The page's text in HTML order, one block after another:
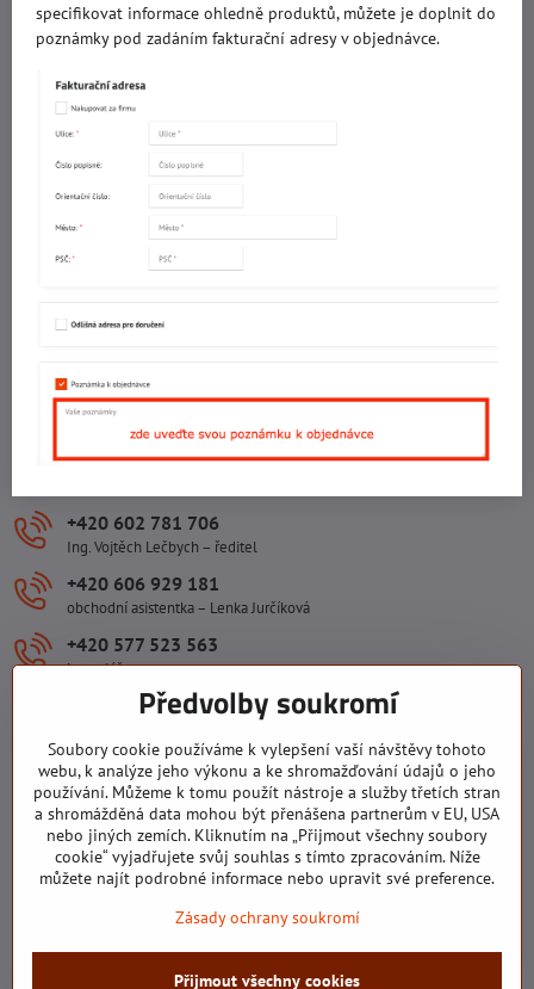
Ing. Vojtěch Lečbych - IVL
IČO: 60560908
DIČ: CZ5602130809
DIČ: CZ29007356
Areál Svit Zlín
760 01 ZLÍN
Sídlo společnosti
760 01 ZLÍN
+420 602 781 706
Ing. Vojtěch Lečbych – ředitel
+420 606 929 181
obchodní asistentka – Lenka Jurčíková
+420 577 523 563
kancelář
ivlecbych​@seznam​.cz
Důležité odkazy
Všechny texty, obrázky a fotografie jsou majetkem společnosti Ing.
Vojtěch Lečbych - IVL. Kopírovat obsah těchto stránek můžete jen se
©2026Copyright
Předvolby soukromí
Soubory cookie používáme k vylepšení vaší návštěvy tohoto
webu, k analýze jeho výkonu a ke shromažďování údajů o jeho
používání. Můžeme k tomu použít nástroje a služby třetích stran
a shromážděná data mohou být přenášena partnerům v EU, USA
nebo jiných zemích. Kliknutím na „Přijmout všechny soubory
cookie“ vyjadřujete svůj souhlas s tímto zpracováním. Níže
můžete najít podrobné informace nebo upravit své preference.
Zásady ochrany soukromí
Přijmout všechny cookies
specifikovat informace ohledně produktů, můžete je doplnit do
poznámky pod zadáním fakturační adresy v objednávce.